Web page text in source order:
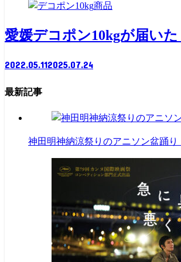
商品
愛媛デコポン10kgが届い
2022.05.112025.07.24
最新記事
神田明神納涼祭りのアニソン盆踊